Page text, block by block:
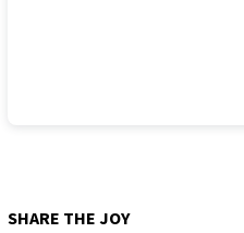
SHARE THE JOY